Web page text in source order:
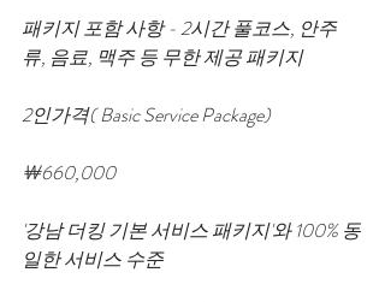
패키지 포함 사항 - 2시간 풀코스, 안주
류, 음료, 맥주 등 무한 제공 패키지
2인가격( Basic Service Package)
￦660,000
'강남 더킹 기본 서비스 패키지'와 100% 동
일한 서비스 수준